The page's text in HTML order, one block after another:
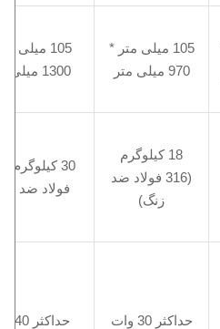
105 میلی متر *
970 میلی متر
105 میلی
1300 میلی متر
18 کیلوگرم
(316 فولاد ضد
زنگ)
فولاد ضد
حداکثر 30 وات حداکثر 40 وات